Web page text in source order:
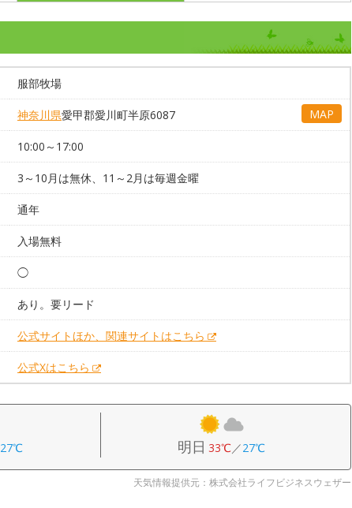
服部牧場
神奈川県愛甲郡愛川町半原6087 MAP
10:00～17:00
3～10月は無休、11～2月は毎週金曜
通年
入場無料
◯
あり。要リード
公式サイトほか、関連サイトはこちら
公式Xはこちら
27℃ 明日 33℃／27℃
天気情報提供元：株式会社ライフビジネスウェザー